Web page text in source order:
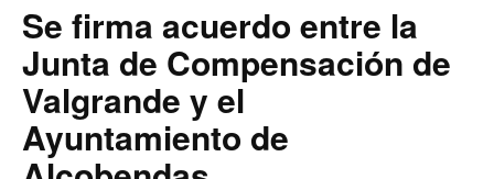
Se firma acuerdo entre la
Junta de Compensación de
Valgrande y el
Ayuntamiento de